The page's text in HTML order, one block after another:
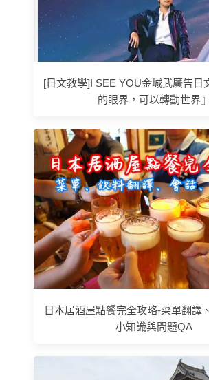
[日文教學]I SEE YOU金城武廣告日
的眼界，可以轉動世界』
日本居酒屋點餐完全攻略-菜單翻譯
小知識與問題QA